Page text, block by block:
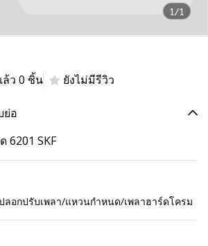
1/1
ว 0 ชิ้น
ยังไม่มีรีวิว
ย่อ
6201 SKF
อกปรับเพลา/แหวนกำหนด/เพลาฮาร์ดโครม